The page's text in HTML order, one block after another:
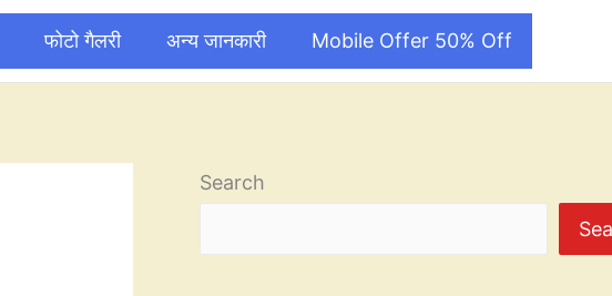
फोटो गैलरी अन्य जानकारी Mobile Offer 50% Off
Search